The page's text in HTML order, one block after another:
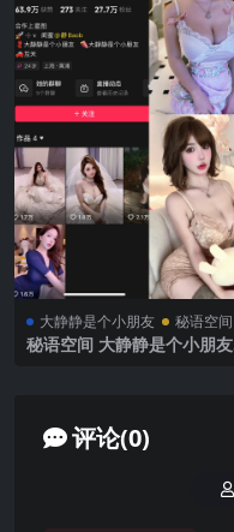
大静静是个小朋友 秘语空间
秘语空间 大静静是个小朋友
评论(0)